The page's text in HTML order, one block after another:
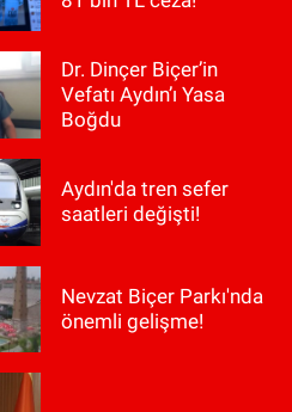
Dr. Dinçer Biçer’in
Vefatı Aydın’ı Yasa
Boğdu
Aydın'da tren sefer
saatleri değişti!
Nevzat Biçer Parkı'nda
önemli gelişme!